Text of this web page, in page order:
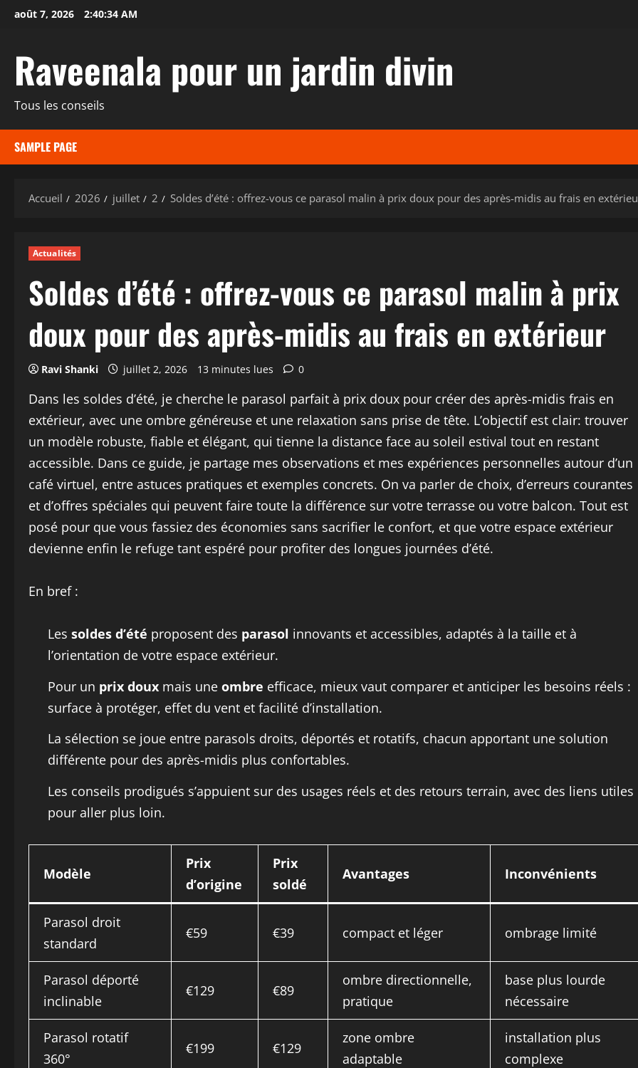
Alleraoût 7, 2026 2:40:35 AM
Raveenala pour un jardin divin
Tous les conseils
SAMPLE PAGE
Accueil 2026 juillet 2 Soldes d’été : offrez-vous ce parasol malin à prix doux pour des après-midis au frais en
Actualités
Soldes d’été : offrez-vous ce parasol malin à prix
doux pour des après-midis au frais en extérieur
Ravi Shanki juillet 2, 2026 13 minutes lues 0
Dans les soldes d’été, je cherche le parasol parfait à prix doux pour créer des après-midis frais en
extérieur, avec une ombre généreuse et une relaxation sans prise de tête. L’objectif est clair: trouver
un modèle robuste, fiable et élégant, qui tienne la distance face au soleil estival tout en restant
accessible. Dans ce guide, je partage mes observations et mes expériences personnelles autour d’un
café virtuel, entre astuces pratiques et exemples concrets. On va parler de choix, d’erreurs courantes
et d’offres spéciales qui peuvent faire toute la différence sur votre terrasse ou votre balcon. Tout est
posé pour que vous fassiez des économies sans sacrifier le confort, et que votre espace extérieur
devienne enfin le refuge tant espéré pour profiter des longues journées d’été.
En bref :
Les soldes d’été proposent des parasol innovants et accessibles, adaptés à la taille et à
l’orientation de votre espace extérieur.
Pour un prix doux mais une ombre efficace, mieux vaut comparer et anticiper les besoins réels :
surface à protéger, effet du vent et facilité d’installation.
La sélection se joue entre parasols droits, déportés et rotatifs, chacun apportant une solution
différente pour des après-midis plus confortables.
Les conseils prodigués s’appuient sur des usages réels et des retours terrain, avec des liens utiles
pour aller plus loin.
Modèle
Prix
d’origine
Prix
soldé
Avantages Inconvénients
Parasol droit
standard
€59 €39 compact et léger ombrage limité
Parasol déporté
inclinable
€129 €89
ombre directionnelle,
pratique
base plus lourde
nécessaire
Parasol rotatif
360°
€199 €129
zone ombre
adaptable
installation plus
complexe